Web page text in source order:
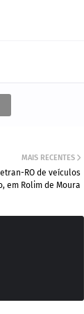
MAIS RECENTES
RO de veículos
em Rolim de Moura